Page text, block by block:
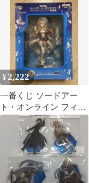
¥ 2,222
一番くじ ソードアー
ト・オンライン フィギ
ュア アスナ